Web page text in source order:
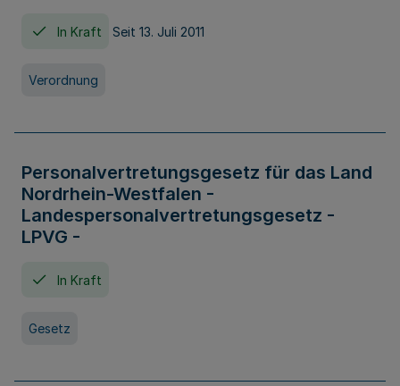
In Kraft Seit 13. Juli 2011
Verordnung
Personalvertretungsgesetz für das Land
Nordrhein-Westfalen -
Landespersonalvertretungsgesetz -
LPVG -
In Kraft
Gesetz